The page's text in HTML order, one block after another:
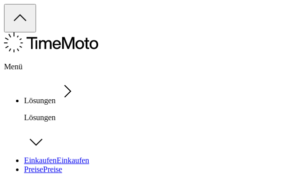
Menü
Lösungen
Lösungen
EinkaufenEinkaufen
PreisePreise